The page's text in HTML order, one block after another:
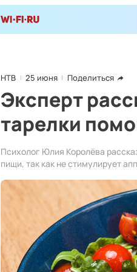
НТВ 25 июня Поделиться
Эксперт
тарелки
Психолог Юлия Королёва
пищи, так как не стимулирует